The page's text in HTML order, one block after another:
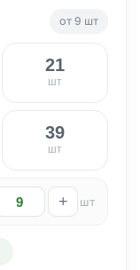
от 9 шт
21
шт
39
шт
+ шт